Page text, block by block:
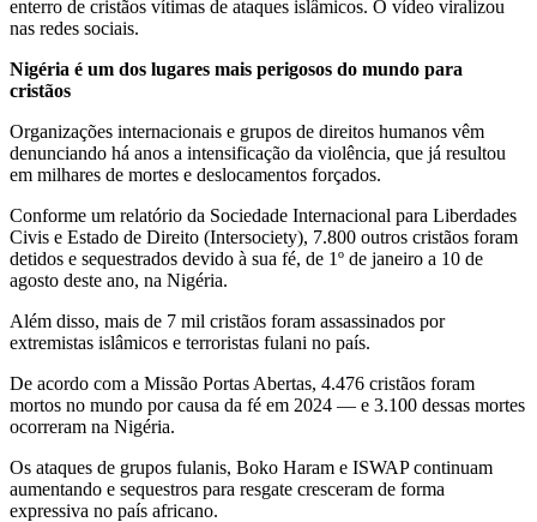
enterro de cristãos vítimas de ataques islâmicos. O vídeo viralizou
nas redes sociais.
Nigéria é um dos lugares mais perigosos do mundo para
cristãos
Organizações internacionais e grupos de direitos humanos vêm
denunciando há anos a intensificação da violência, que já resultou
em milhares de mortes e deslocamentos forçados.
Conforme um relatório da Sociedade Internacional para Liberdades
Civis e Estado de Direito (Intersociety), 7.800 outros cristãos foram
detidos e sequestrados devido à sua fé, de 1º de janeiro a 10 de
agosto deste ano, na Nigéria.
Além disso, mais de 7 mil cristãos foram assassinados por
extremistas islâmicos e terroristas fulani no país.
De acordo com a Missão Portas Abertas, 4.476 cristãos foram
mortos no mundo por causa da fé em 2024 — e 3.100 dessas mortes
ocorreram na Nigéria.
Os ataques de grupos fulanis, Boko Haram e ISWAP continuam
aumentando e sequestros para resgate cresceram de forma
expressiva no país africano.